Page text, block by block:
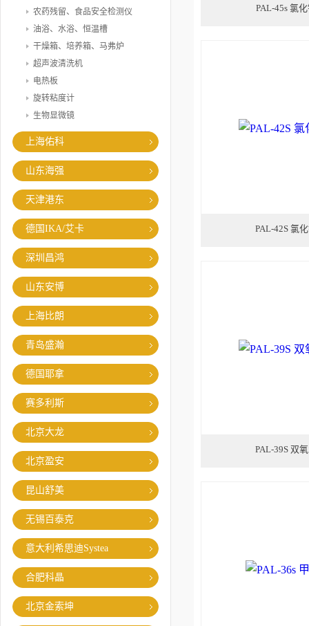
农药残留、食品安全检测仪
油浴、水浴、恒温槽
干燥箱、培养箱、马弗炉
超声波清洗机
电热板
旋转粘度计
生物显微镜
上海佑科
山东海强
天津港东
德国IKA/艾卡
深圳昌鸿
山东安博
上海比朗
青岛盛瀚
德国耶拿
赛多利斯
北京大龙
北京盈安
昆山舒美
无锡百泰克
意大利希思迪Systea
合肥科晶
北京金索坤
PAL-45s 氯
PAL-42S 氯
PAL-39S 双